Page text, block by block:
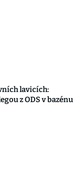
lavicích:
z ODS v bazénu